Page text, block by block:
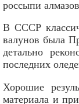
россыпи
В СССР
валунов была
детально
последних
Хорошие
материала и